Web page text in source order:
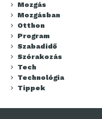
Mozgás
Mozgásban
Otthon
Program
Szabadidő
Szórakozás
Tech
Technológia
Tippek